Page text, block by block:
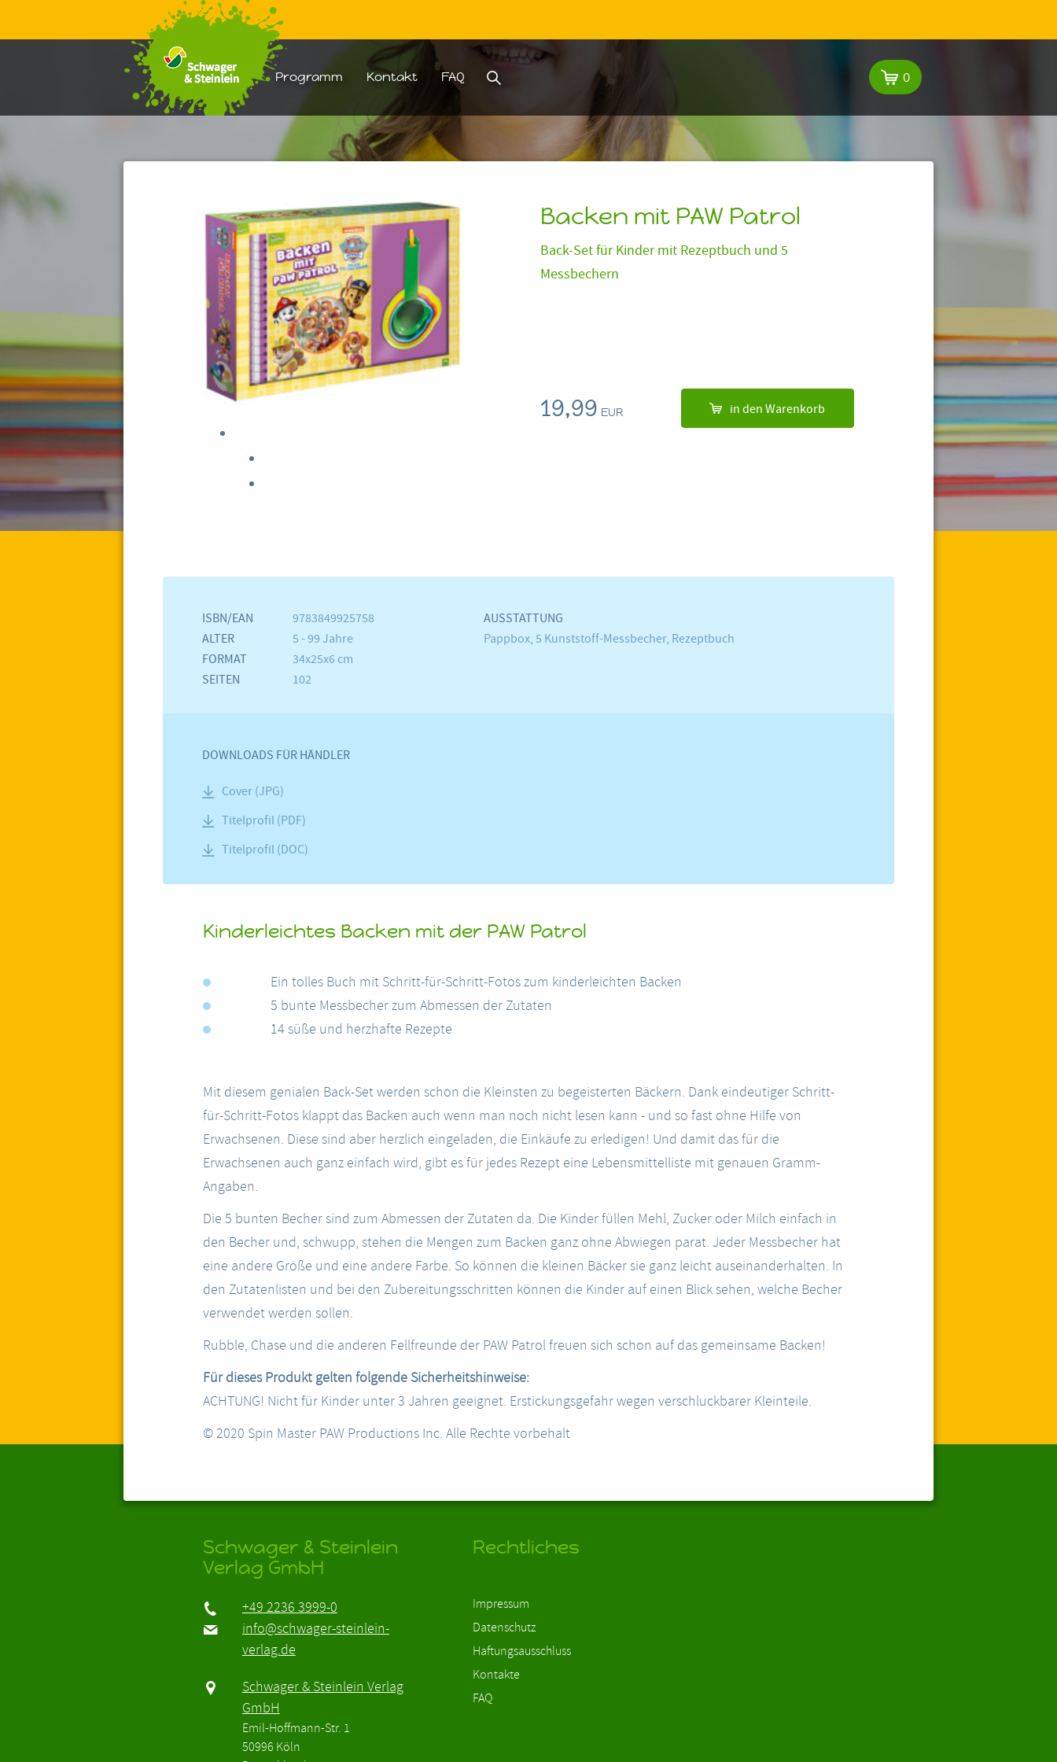
Programm Kontakt FAQ
Suche
Warenkorb: 0
Backen mit PAW Patrol
Back-Set für Kinder mit Rezeptbuch und 5
Messbechern
19,99 EUR in den Warenkorb
ISBN/EAN
9783849925758
ALTER
5 - 99 Jahre
FORMAT
34x25x6 cm
SEITEN
102
AUSSTATTUNG
Pappbox, 5 Kunststoff-Messbecher, Rezeptbuch
DOWNLOADS FÜR HÄNDLER
Cover (JPG)
Titelprofil (PDF)
Titelprofil (DOC)
Kinderleichtes Backen mit der PAW Patrol
Ein tolles Buch mit Schritt-für-Schritt-Fotos zum kinderleichten Backen
5 bunte Messbecher zum Abmessen der Zutaten
14 süße und herzhafte Rezepte
Mit diesem genialen Back-Set werden schon die Kleinsten zu begeisterten Bäckern. Dank eindeutiger Schritt-
für-Schritt-Fotos klappt das Backen auch wenn man noch nicht lesen kann - und so fast ohne Hilfe von
Erwachsenen. Diese sind aber herzlich eingeladen, die Einkäufe zu erledigen! Und damit das für die
Erwachsenen auch ganz einfach wird, gibt es für jedes Rezept eine Lebensmittelliste mit genauen Gramm-
Angaben.
Die 5 bunten Becher sind zum Abmessen der Zutaten da. Die Kinder füllen Mehl, Zucker oder Milch einfach in
den Becher und, schwupp, stehen die Mengen zum Backen ganz ohne Abwiegen parat. Jeder Messbecher hat
eine andere Größe und eine andere Farbe. So können die kleinen Bäcker sie ganz leicht auseinanderhalten. In
den Zutatenlisten und bei den Zubereitungsschritten können die Kinder auf einen Blick sehen, welche Becher
verwendet werden sollen.
Rubble, Chase und die anderen Fellfreunde der PAW Patrol freuen sich schon auf das gemeinsame Backen!
Für dieses Produkt gelten folgende Sicherheitshinweise:
ACHTUNG! Nicht für Kinder unter 3 Jahren geeignet. Erstickungsgefahr wegen verschluckbarer Kleinteile.
© 2020 Spin Master PAW Productions Inc. Alle Rechte vorbehalt
Schwager & Steinlein
Verlag GmbH
+49 2236 3999-0
info@schwager-steinlein-
verlag.de
Schwager & Steinlein Verlag
GmbH
Emil-Hoffmann-Str. 1
50996 Köln
Rechtliches
Impressum
Datenschutz
Haftungsausschluss
Kontakte
FAQ